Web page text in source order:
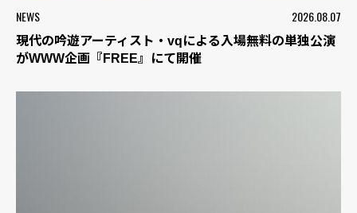
NEWS 2026.08.07
現代の吟遊アーティスト・vqによる入場無料の単独公演
がWWW企画『FREE』にて開催